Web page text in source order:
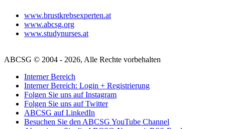
www.brustkrebsexperten.at
www.abcsg.org
www.studynurses.at
ABCSG © 2004 - 2026, Alle Rechte vorbehalten
Interner Bereich
Interner Bereich: Login + Registrierung
Folgen Sie uns auf Instagram
Folgen Sie uns auf Twitter
ABCSG auf LinkedIn
Besuchen Sie den ABCSG YouTube Channel